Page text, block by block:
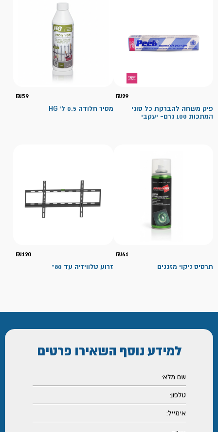
₪29
פיק משחה להברקת כל סוגי
המתכות 100 גרם- יעקבי
₪59
מסיר חלודה 0.5 ל' HG
₪41
תרסיס ניקוי מזגנים
₪120
זרוע טלוויזיה עד 80"
למידע נוסף השאירו פרטים